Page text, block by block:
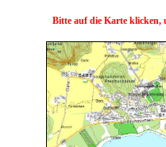
Bitte auf die Karte klicken,